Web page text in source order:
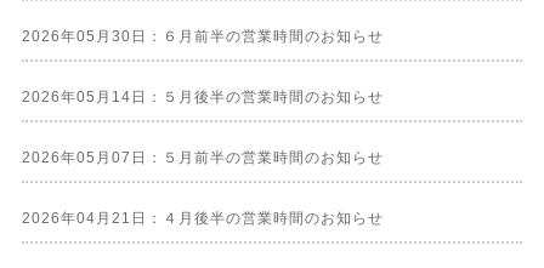
2026年05月30日：６月前半の営業時間のお知らせ
2026年05月14日：５月後半の営業時間のお知らせ
2026年05月07日：５月前半の営業時間のお知らせ
2026年04月21日：４月後半の営業時間のお知らせ